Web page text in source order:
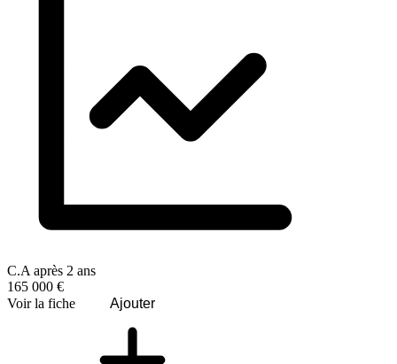
C.A après 2 ans
165 000 €
Voir la fiche
Ajouter